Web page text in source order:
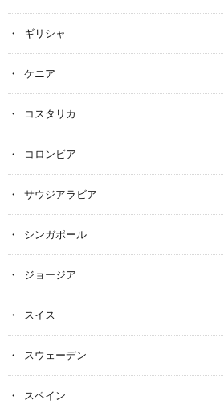
ギリシャ
ケニア
コスタリカ
コロンビア
サウジアラビア
シンガポール
ジョージア
スイス
スウェーデン
スペイン